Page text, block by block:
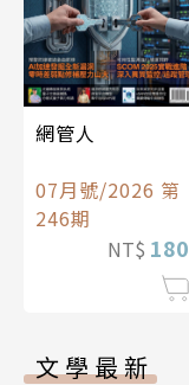
網管人
07月號/2026 第
246期
NT$ 180
文學最新